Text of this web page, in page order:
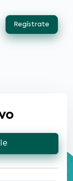
Regístrate